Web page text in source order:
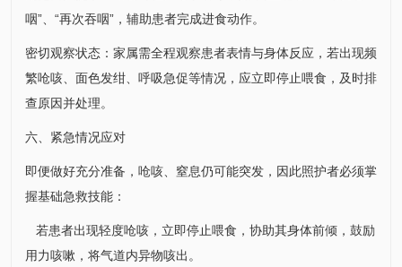
咽”、“再次吞咽”，辅助患者完成进食动作。
密切观察状态：家属需全程观察患者表情与身体反应，若出现频
繁呛咳、面色发绀、呼吸急促等情况，应立即停止喂食，及时排
查原因并处理。
六、紧急情况应对
即便做好充分准备，呛咳、窒息仍可能突发，因此照护者必须掌
握基础急救技能：
若患者出现轻度呛咳，立即停止喂食，协助其身体前倾，鼓励
用力咳嗽，将气道内异物咳出。